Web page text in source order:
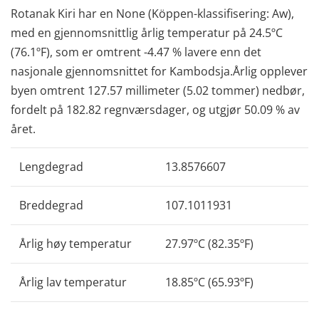
Rotanak Kiri har en None (Köppen-klassifisering: Aw),
med en gjennomsnittlig årlig temperatur på 24.5ºC
(76.1ºF), som er omtrent -4.47 % lavere enn det
nasjonale gjennomsnittet for Kambodsja.Årlig opplever
byen omtrent 127.57 millimeter (5.02 tommer) nedbør,
fordelt på 182.82 regnværsdager, og utgjør 50.09 % av
året.
Lengdegrad 13.8576607
Breddegrad 107.1011931
Årlig høy temperatur 27.97ºC (82.35ºF)
Årlig lav temperatur 18.85ºC (65.93ºF)